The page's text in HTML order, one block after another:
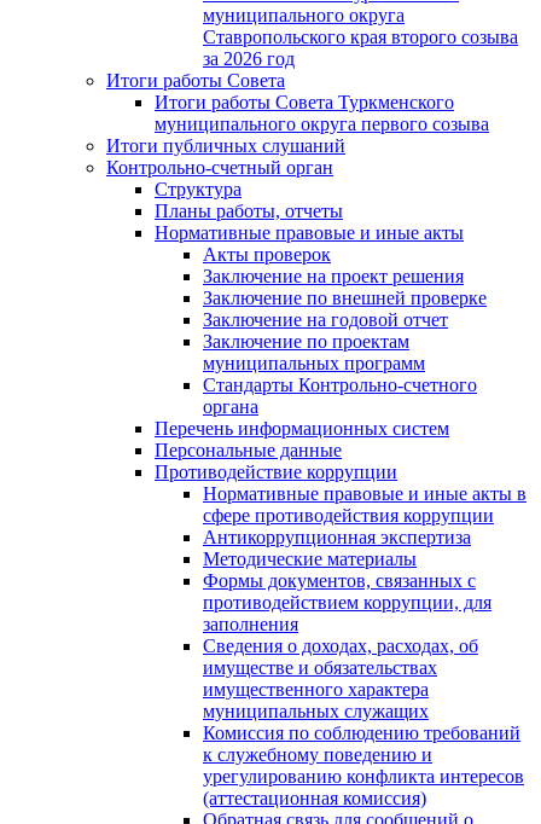
муниципального округа
Ставропольского края второго созыва
за 2026 год
Итоги работы Совета
Итоги работы Совета Туркменского
муниципального округа первого созыва
Итоги публичных слушаний
Контрольно-счетный орган
Структура
Планы работы, отчеты
Нормативные правовые и иные акты
Акты проверок
Заключение на проект решения
Заключение по внешней проверке
Заключение на годовой отчет
Заключение по проектам
муниципальных программ
Стандарты Контрольно-счетного
органа
Перечень информационных систем
Персональные данные
Противодействие коррупции
Нормативные правовые и иные акты в
сфере противодействия коррупции
Антикоррупционная экспертиза
Методические материалы
Формы документов, связанных с
противодействием коррупции, для
заполнения
Сведения о доходах, расходах, об
имуществе и обязательствах
имущественного характера
муниципальных служащих
Комиссия по соблюдению требований
к служебному поведению и
урегулированию конфликта интересов
(аттестационная комиссия)
Обратная связь для сообщений о